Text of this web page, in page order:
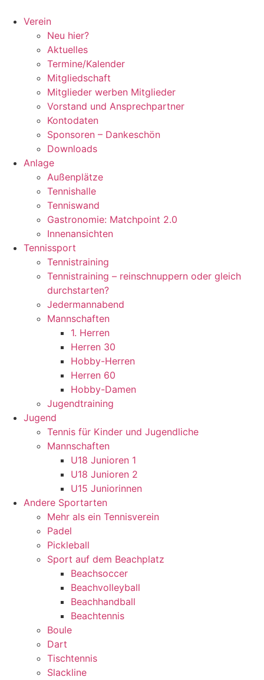
Inhalt
springen
Verein
Neu hier?
Aktuelles
Termine/Kalender
Mitgliedschaft
Mitglieder werben Mitglieder
Vorstand und Ansprechpartner
Kontodaten
Sponsoren – Dankeschön
Downloads
Anlage
Außenplätze
Tennishalle
Tenniswand
Gastronomie: Matchpoint 2.0
Innenansichten
Tennissport
Tennistraining
Tennistraining – reinschnuppern oder gleich
durchstarten?
Jedermannabend
Mannschaften
1. Herren
Herren 30
Hobby-Herren
Herren 60
Hobby-Damen
Jugendtraining
Jugend
Tennis für Kinder und Jugendliche
Mannschaften
U18 Junioren 1
U18 Junioren 2
U15 Juniorinnen
Andere Sportarten
Mehr als ein Tennisverein
Padel
Pickleball
Sport auf dem Beachplatz
Beachsoccer
Beachvolleyball
Beachhandball
Beachtennis
Boule
Dart
Tischtennis
Slackline